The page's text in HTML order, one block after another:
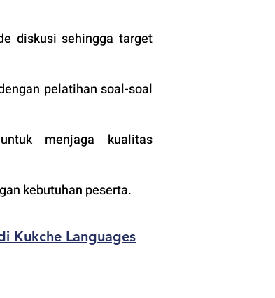
diskusi sehingga target
pelatihan soal-soal
menjaga kualitas
kebutuhan peserta.
Kukche Languages